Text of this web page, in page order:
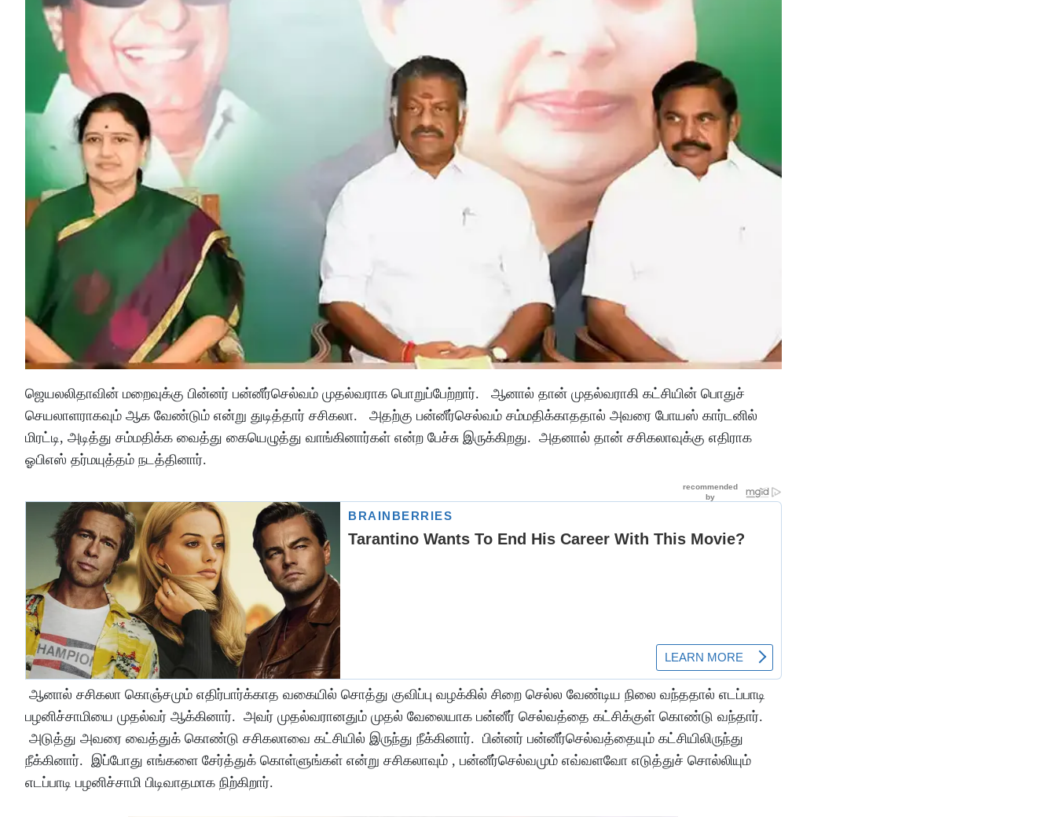
ஜெயலலிதாவின் மறைவுக்கு பின்னர் பன்னீர்செல்வம் முதல்வராக பொறுப்பேற்றார். ஆனால் தான் முதல்வராகி கட்சியின் பொதுச்
செயலாளராகவும் ஆக வேண்டும் என்று துடித்தார் சசிகலா. அதற்கு பன்னீர்செல்வம் சம்மதிக்காததால் அவரை போயஸ் கார்டனில்
மிரட்டி, அடித்து சம்மதிக்க வைத்து கையெழுத்து வாங்கினார்கள் என்ற பேச்சு இருக்கிறது. அதனால் தான் சசிகலாவுக்கு எதிராக
ஓபிஎஸ் தர்மயுத்தம் நடத்தினார்.
ஆனால் சசிகலா கொஞ்சமும் எதிர்பார்க்காத வகையில் சொத்து குவிப்பு வழக்கில் சிறை செல்ல வேண்டிய நிலை வந்ததால் எடப்பாடி
பழனிச்சாமியை முதல்வர் ஆக்கினார். அவர் முதல்வரானதும் முதல் வேலையாக பன்னீர் செல்வத்தை கட்சிக்குள் கொண்டு வந்தார்.
அடுத்து அவரை வைத்துக் கொண்டு சசிகலாவை கட்சியில் இருந்து நீக்கினார். பின்னர் பன்னீர்செல்வத்தையும் கட்சியிலிருந்து
நீக்கினார். இப்போது எங்களை சேர்த்துக் கொள்ளுங்கள் என்று சசிகலாவும் , பன்னீர்செல்வமும் எவ்வளவோ எடுத்துச் சொல்லியும்
எடப்பாடி பழனிச்சாமி பிடிவாதமாக நிற்கிறார்.